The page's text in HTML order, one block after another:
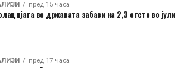
пред 15 часа
во државата забави на 2,3 отсто во јули
пред 17 часа